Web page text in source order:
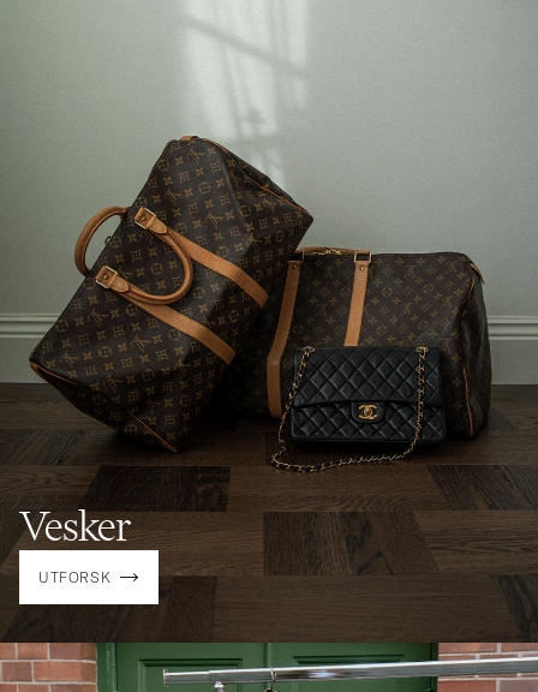
Vesker
UTFORSK